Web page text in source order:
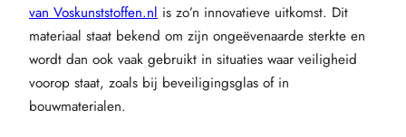
van Voskunststoffen.nl is zo’n innovatieve uitkomst. Dit
materiaal staat bekend om zijn ongeëvenaarde sterkte en
wordt dan ook vaak gebruikt in situaties waar veiligheid
voorop staat, zoals bij beveiligingsglas of in
bouwmaterialen.